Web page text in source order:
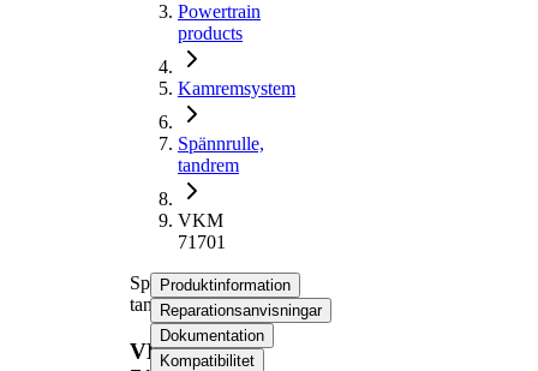
Powertrain
products
Kamremsystem
Spännrulle,
tandrem
VKM
71701
Spännrulle,
tandrem
VKM
Produktinformation
Reparationsanvisningar
Dokumentation
Kompatibilitet